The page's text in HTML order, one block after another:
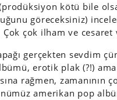
kötü bile
göreceksiniz)
çok ilham ve cesaret
gerçekten sevdim
erotik plak (?!)
rağmen, zamanının
amerikan pop